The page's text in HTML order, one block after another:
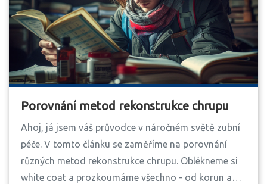
Porovnání metod rekonstrukce chrupu
Ahoj, já jsem váš průvodce v náročném světě zubní
péče. V tomto článku se zaměříme na porovnání
různých metod rekonstrukce chrupu. Oblékneme si
white coat a prozkoumáme všechno - od korun a